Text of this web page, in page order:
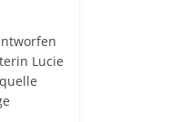
Lucie